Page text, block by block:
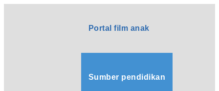
Portal film anak
Sumber pendidikan